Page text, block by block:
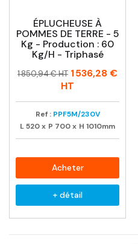
ÉPLUCHEUSE À
POMMES DE TERRE - 5
Kg - Production : 60
Kg/h - Triphasé
Prix
Prix
1 850,94 € HT 1 536,28 €
HT
Ref : PPF5M/230V
L520x P 700x H 1010mm
Acheter
+ détail